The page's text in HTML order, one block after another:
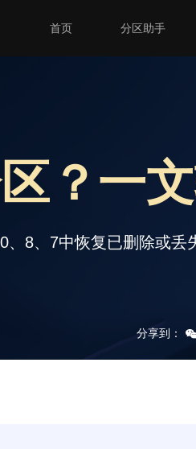
首页 分区助手
？一
8、7中恢复已删除或丢
分享到：